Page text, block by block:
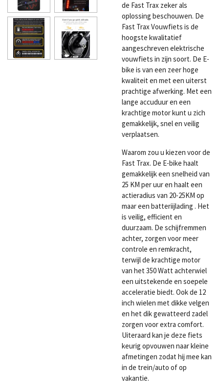
de Fast Trax zeker als
oplossing beschouwen. De
Fast Trax Vouwfiets is de
hoogste kwalitatief
aangeschreven elektrische
vouwfiets in zijn soort. De E-
bike is van een zeer hoge
kwaliteit en met een uiterst
prachtige afwerking. Met een
lange accuduur en een
krachtige motor kunt u zich
gemakkelijk, snel en veilig
verplaatsen.
Waarom zou u kiezen voor de
Fast Trax. De E-bike haalt
gemakkelijk een snelheid van
25 KM per uur en haalt een
actieradius van 20-25KM op
maar een batteriijlading . Het
is veilig, efficient en
duurzaam. De schijfremmen
achter, zorgen voor meer
controle en remkracht,
terwijl de krachtige motor
van het 350 Watt achterwiel
een uitstekende en soepele
acceleratie biedt. Ook de 12
inch wielen met dikke velgen
en het dik gewatteerd zadel
zorgen voor extra comfort.
Uiteraard kan je deze fiets
keurig opvouwen naar kleine
afmetingen zodat hij mee kan
in de trein/auto of op
vakantie.